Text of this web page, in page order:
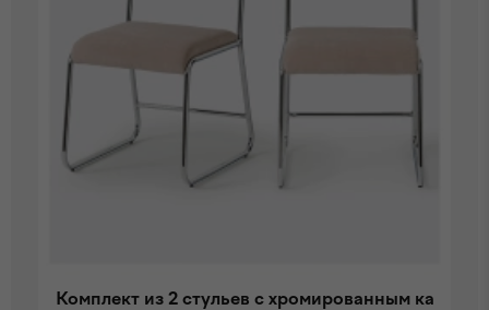
Комплект из 2 стульев с хромированным ка